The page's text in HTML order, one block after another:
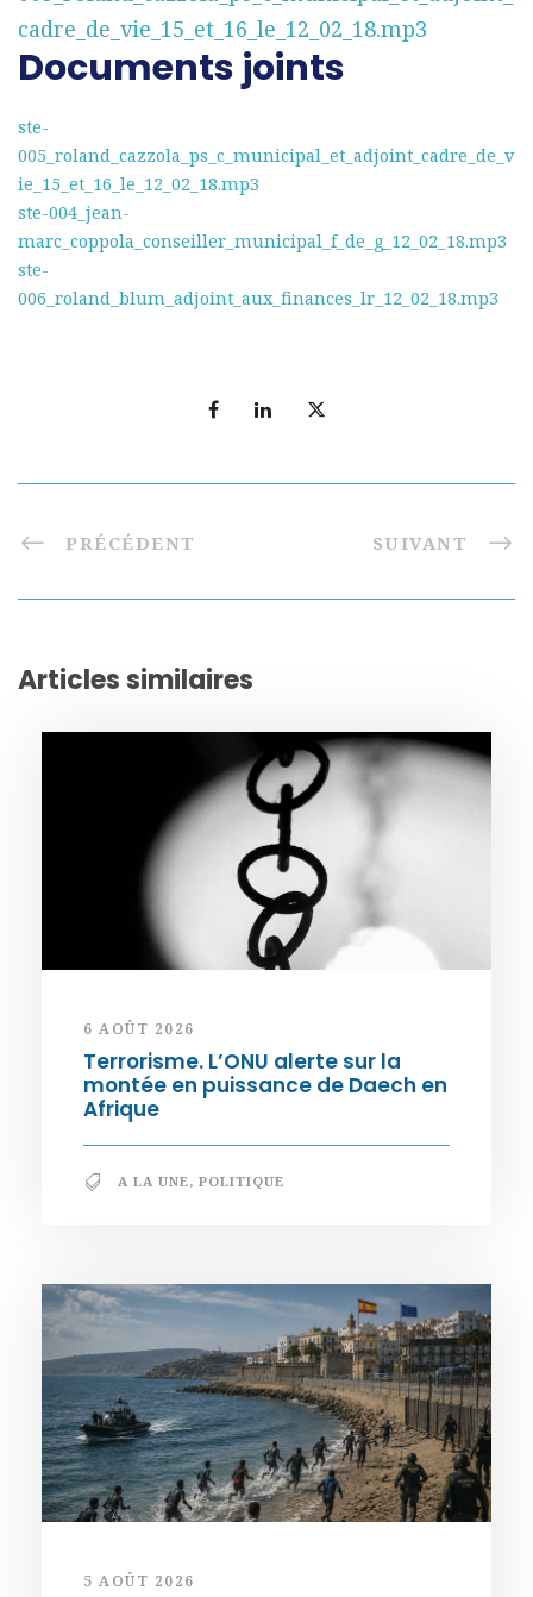
cadre_de_vie_15_et_16_le_12_02_18.mp3
Documents joints
ste-
005_roland_cazzola_ps_c_municipal_et_adjoint_cadre_de_v
ie_15_et_16_le_12_02_18.mp3
ste-004_jean-
marc_coppola_conseiller_municipal_f_de_g_12_02_18.mp3
ste-
006_roland_blum_adjoint_aux_finances_lr_12_02_18.mp3
PRÉCÉDENT SUIVANT
Articles similaires
6 AOÛT 2026
Terrorisme. L’ONU alerte sur la
montée en puissance de Daech en
Afrique
A LA UNE, POLITIQUE
5 AOÛT 2026